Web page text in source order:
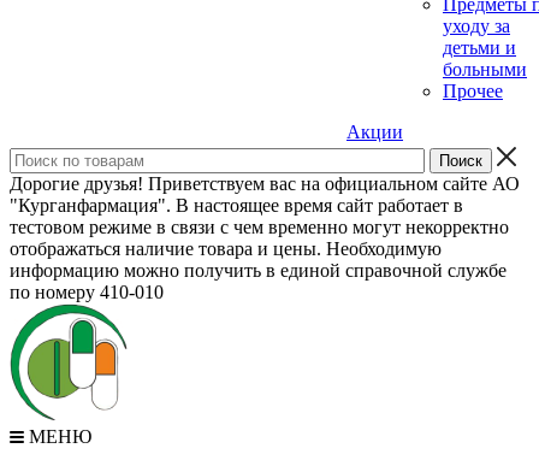
Предметы
уходу за
детьми и
больными
Прочее
Акции
Дорогие друзья! Приветствуем вас на официальном сайте АО
"Курганфармация". В настоящее время сайт работает в
тестовом режиме в связи с чем временно могут некорректно
отображаться наличие товара и цены. Необходимую
информацию можно получить в единой справочной службе
по номеру 410-010
МЕНЮ